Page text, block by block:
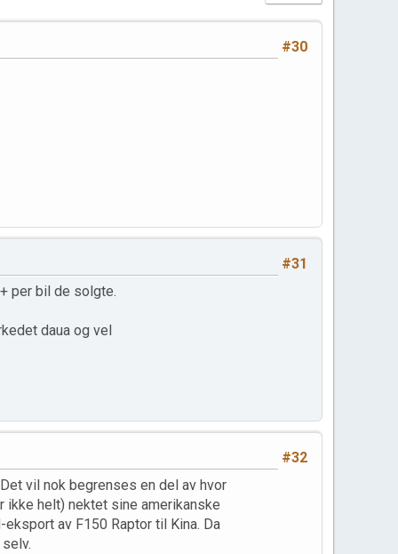
#30
#31
per bil de solgte.
daua og vel
#32
vil nok begrenses en del av hvor
ikke helt) nektet sine amerikanske
av F150 Raptor til Kina. Da